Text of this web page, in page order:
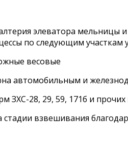
элеватора мельницы
по следующим участкам
весовые
автомобильным и
28, 29, 59, 171б и прочих
взвешивания